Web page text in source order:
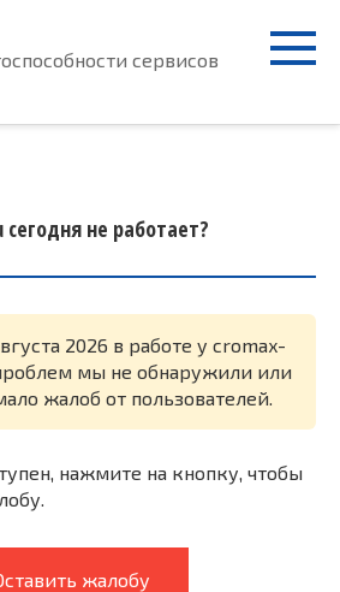
сервисов
не работает?
2026 в работе у cromax-
мы не обнаружили или
жалоб от пользователей.
нажмите на кнопку, чтобы
жалобу